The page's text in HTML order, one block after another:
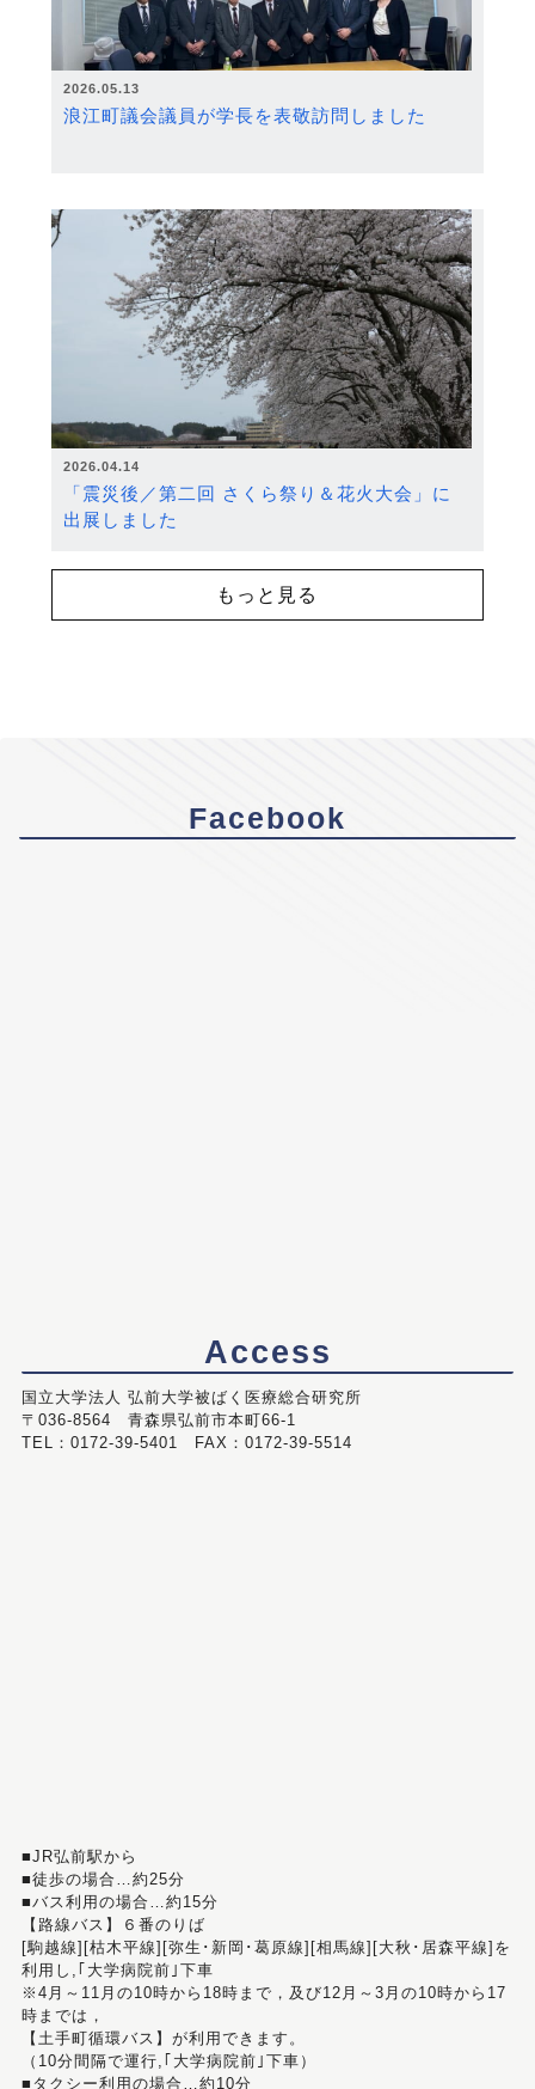
2026.05.13
浪江町議会議員が学長を表敬訪問しました
2026.04.14
「震災後／第二回 さくら祭り＆花火大会」に
出展しました
もっと見る
Facebook
Access
国立大学法人 弘前大学被ばく医療総合研究所
〒036-8564 青森県弘前市本町66-1
TEL：0172-39-5401 FAX：0172-39-5514
■JR弘前駅から
■徒歩の場合…約25分
■バス利用の場合…約15分
【路線バス】６番のりば
[駒越線][枯木平線][弥生･新岡･葛原線][相馬線][大秋･居森平線]を
利用し,｢大学病院前｣下車
※4月～11月の10時から18時まで，及び12月～3月の10時から17
時までは，
【土手町循環バス】が利用できます。
（10分間隔で運行,｢大学病院前｣下車）
■タクシー利用の場合…約10分